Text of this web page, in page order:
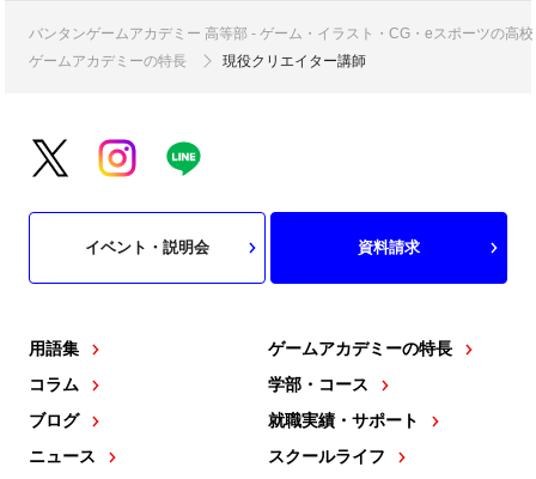
バンタンゲームアカデミー 高等部 - ゲーム・イラスト・CG・eスポーツの高
ゲームアカデミーの特長
現役クリエイター講師
用語集
コラム
ブログ
ニュース
ゲームアカデミーの特長
学部・コース
就職実績・サポート
スクールライフ
イベント・説明会 資料請求